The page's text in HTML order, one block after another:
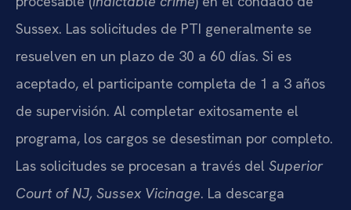
Sussex. Las solicitudes de PTI generalmente se
resuelven en un plazo de 30 a 60 días. Si es
aceptado, el participante completa de 1 a 3 años
de supervisión. Al completar exitosamente el
programa, los cargos se desestiman por completo.
Las solicitudes se procesan a través del Superior
Court of NJ, Sussex Vicinage. La descarga